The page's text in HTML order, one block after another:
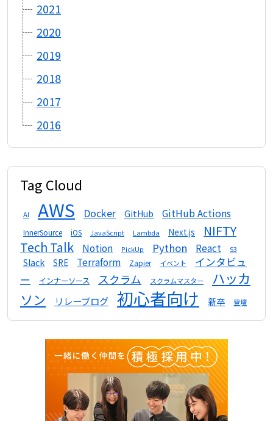
2021
2020
2019
2018
2017
2016
Tag Cloud
AI AWS Docker GitHub GitHub Actions
InnerSource iOS JavaScript Lambda Next.js
NIFTY
Tech Talk
Notion PickUp Python React S3
Slack SRE Terraform Zapier イベント
インタビュ
ー
インナーソース スクラム スクラムマスター
ハッカ
ソン
リレーブログ 初心者向け 新卒 登壇